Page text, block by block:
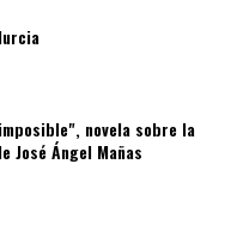
novela sobre la
José Ángel Mañas